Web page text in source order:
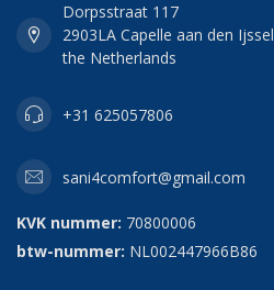
Dorpsstraat 117
2903LA Capelle aan den Ijssel
the Netherlands
+31 625057806
sani4comfort@gmail.com
KVK nummer: 70800006
btw-nummer: NL002447966B86